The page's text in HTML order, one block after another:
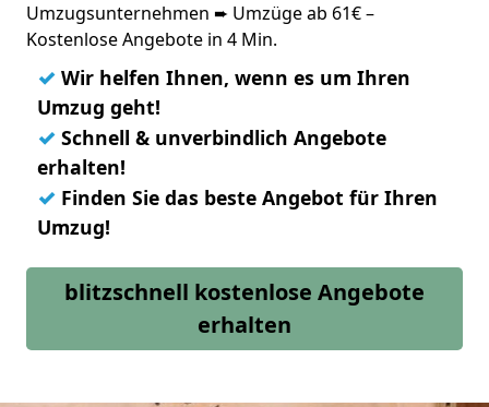
Umzugsunternehmen ➨ Umzüge ab 61€ –
Kostenlose Angebote in 4 Min.
✓ Wir helfen Ihnen, wenn es um Ihren
Umzug geht!
✓ Schnell & unverbindlich Angebote
erhalten!
✓ Finden Sie das beste Angebot für Ihren
Umzug!
blitzschnell kostenlose Angebote
erhalten